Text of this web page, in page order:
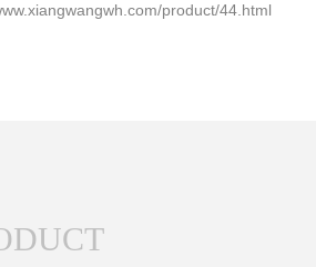
product/44.html